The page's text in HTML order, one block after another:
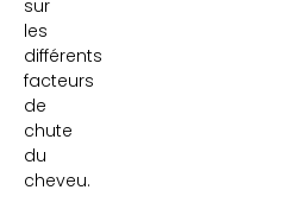
sur
les
différents
facteurs
de
chute
du
cheveu.